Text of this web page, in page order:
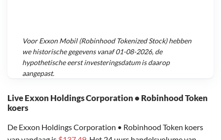
Live Exxon Holdings Corporation • Robinhood Token
koers
De Exxon Holdings Corporation • Robinhood Token koers
VoorExxon Mobil (Robinhood Tokenized Stock)hebben
we historische gegevens vanaf01-08-2026, de
hypothetische eerst investeringsdatum is daarop
aangepast.